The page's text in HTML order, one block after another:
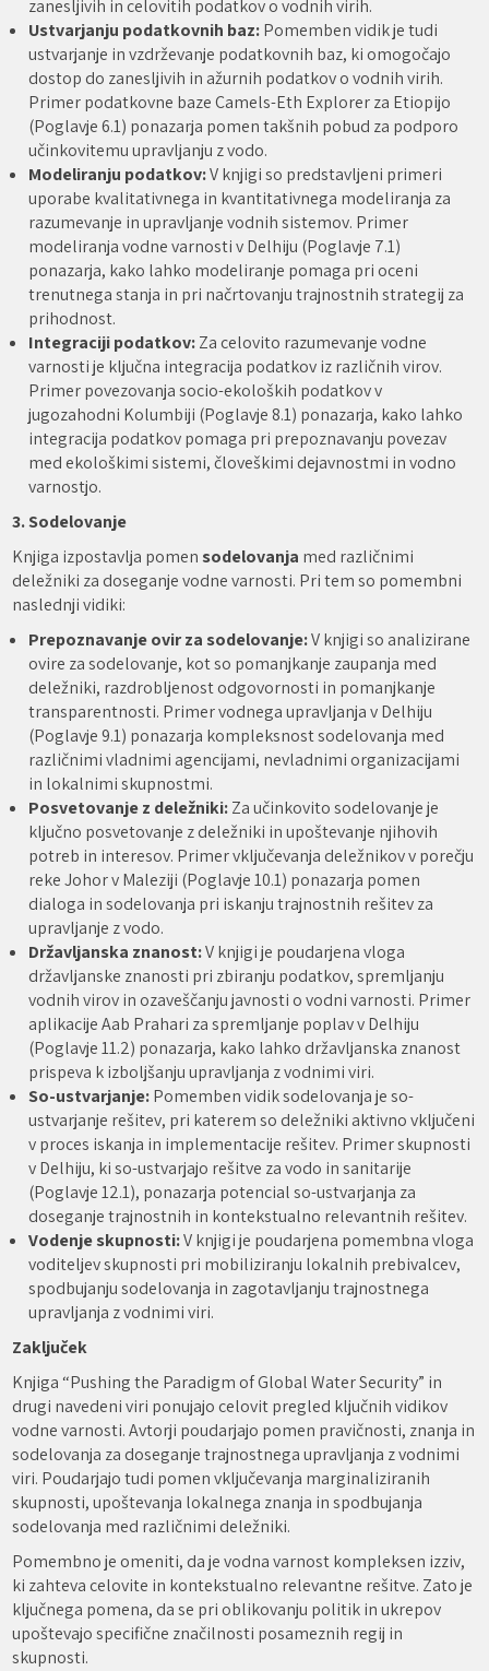
zanesljivih in celovitih podatkov o vodnih virih.
Ustvarjanju podatkovnih baz:Pomemben vidik je tudi
ustvarjanje in vzdrževanje podatkovnih baz, ki omogočajo
dostop do zanesljivih in ažurnih podatkov o vodnih virih.
Primer podatkovne baze Camels-Eth Explorer za Etiopijo
(Poglavje 6.1) ponazarja pomen takšnih pobud za podporo
učinkovitemu upravljanju z vodo.
Modeliranju podatkov:V knjigi so predstavljeni primeri
uporabe kvalitativnega in kvantitativnega modeliranja za
razumevanje in upravljanje vodnih sistemov. Primer
modeliranja vodne varnosti v Delhiju (Poglavje 7.1)
ponazarja, kako lahko modeliranje pomaga pri oceni
trenutnega stanja in pri načrtovanju trajnostnih strategij za
prihodnost.
Integraciji podatkov:Za celovito razumevanje vodne
varnosti je ključna integracija podatkov iz različnih virov.
Primer povezovanja socio-ekoloških podatkov v
jugozahodni Kolumbiji (Poglavje 8.1) ponazarja, kako lahko
integracija podatkov pomaga pri prepoznavanju povezav
med ekološkimi sistemi, človeškimi dejavnostmi in vodno
varnostjo.
3. Sodelovanje
Knjiga izpostavlja pomensodelovanja med različnimi
deležniki za doseganje vodne varnosti. Pri tem so pomembni
naslednji vidiki:
Prepoznavanje ovir za sodelovanje:V knjigi so analizirane
ovire za sodelovanje, kot so pomanjkanje zaupanja med
deležniki, razdrobljenost odgovornosti in pomanjkanje
transparentnosti. Primer vodnega upravljanja v Delhiju
(Poglavje 9.1) ponazarja kompleksnost sodelovanja med
različnimi vladnimi agencijami, nevladnimi organizacijami
in lokalnimi skupnostmi.
Posvetovanje z deležniki:Za učinkovito sodelovanje je
ključno posvetovanje z deležniki in upoštevanje njihovih
potreb in interesov. Primer vključevanja deležnikov v porečju
reke Johor v Maleziji (Poglavje 10.1) ponazarja pomen
dialoga in sodelovanja pri iskanju trajnostnih rešitev za
upravljanje z vodo.
Državljanska znanost:V knjigi je poudarjena vloga
državljanske znanosti pri zbiranju podatkov, spremljanju
vodnih virov in ozaveščanju javnosti o vodni varnosti. Primer
aplikacije Aab Prahari za spremljanje poplav v Delhiju
(Poglavje 11.2) ponazarja, kako lahko državljanska znanost
prispeva k izboljšanju upravljanja z vodnimi viri.
So-ustvarjanje:Pomemben vidik sodelovanja je so-
ustvarjanje rešitev, pri katerem so deležniki aktivno vključeni
v proces iskanja in implementacije rešitev. Primer skupnosti
v Delhiju, ki so-ustvarjajo rešitve za vodo in sanitarije
(Poglavje 12.1), ponazarja potencial so-ustvarjanja za
doseganje trajnostnih in kontekstualno relevantnih rešitev.
Vodenje skupnosti:V knjigi je poudarjena pomembna vloga
voditeljev skupnosti pri mobiliziranju lokalnih prebivalcev,
spodbujanju sodelovanja in zagotavljanju trajnostnega
upravljanja z vodnimi viri.
Zaključek
Knjiga “Pushing the Paradigm of Global Water Security” in
drugi navedeni viri ponujajo celovit pregled ključnih vidikov
vodne varnosti. Avtorji poudarjajo pomen pravičnosti, znanja in
sodelovanja za doseganje trajnostnega upravljanja z vodnimi
viri. Poudarjajo tudi pomen vključevanja marginaliziranih
skupnosti, upoštevanja lokalnega znanja in spodbujanja
sodelovanja med različnimi deležniki.
Pomembno je omeniti, da je vodna varnost kompleksen izziv,
ki zahteva celovite in kontekstualno relevantne rešitve. Zato je
ključnega pomena, da se pri oblikovanju politik in ukrepov
upoštevajo specifične značilnosti posameznih regij in
skupnosti.